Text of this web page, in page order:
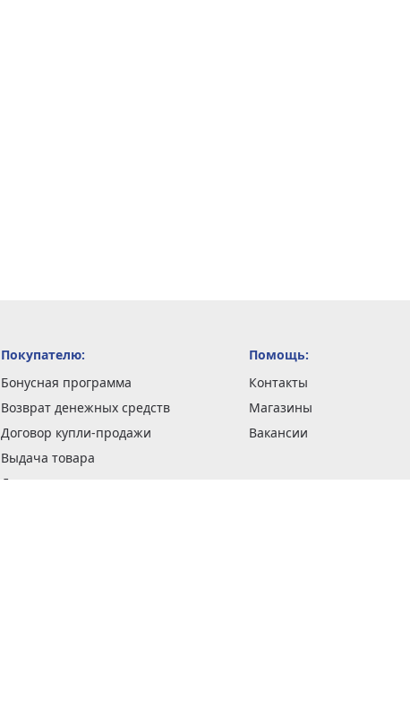
Покупателю:
Бонусная программа
Возврат денежных средств
Договор купли-продажи
Выдача товара
Доставка заказов
Помощь:
Контакты
Магазины
Вакансии